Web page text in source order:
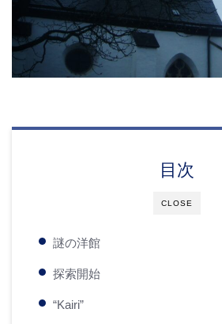
CLOSE
目次
謎の洋館
探索開始
“Kairi”